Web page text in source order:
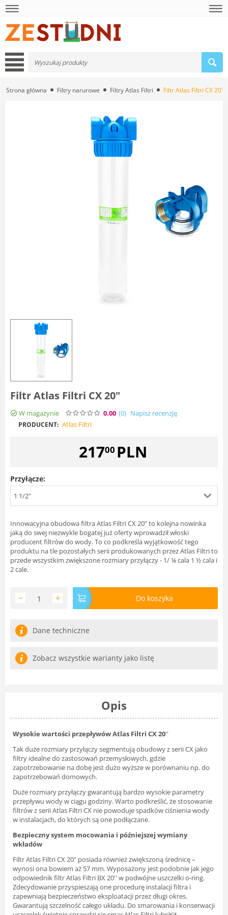
Strona główna Filtry narurowe Filtry Atlas Filtri Filtr Atlas Filtri CX 20"
Filtr Atlas Filtri CX 20"
W magazynie 0.00 (0) Napisz recenzję
PRODUCENT: Atlas Filtri
21700 PLN
Przyłącze:
1 1/2"
Innowacyjna obudowa filtra Atlas Filtri CX 20” to kolejna nowinka
jaką do swej niezwykle bogatej już oferty wprowadził włoski
producent filtrów do wody. To co podkreśla wyjątkowość tego
produktu na tle pozostałych serii produkowanych przez Atlas Filtri to
przede wszystkim zwiększone rozmiary przyłączy - 1/ ¼ cala 1 ½ cala i
2 cale.
+
− Do koszyka
Dane techniczne
Zobacz wszystkie warianty jako listę
Opis
Wysokie wartości przepływów Atlas Filtri CX 20''
Tak duże rozmiary przyłączy segmentują obudowy z serii CX jako
filtry idealne do zastosowań przemysłowych, gdzie
zapotrzebowanie na dobę jest dużo wyższe w porównaniu np. do
zapotrzebowań domowych.
Duże rozmiary przyłączy gwarantują bardzo wysokie parametry
przepływu wody w ciągu godziny. Warto podkreślić, że stosowanie
filtrów z serii Atlas Filtri CX nie powoduje spadków ciśnienia wody
w instalacjach, do których są one podłączane.
Bezpieczny system mocowania i późniejszej wymiany
wkładów
Filtr Atlas Filtri CX 20" posiada również zwiększoną średnicę –
wynosi ona bowiem aż 57 mm. Wyposażony jest podobnie jak jego
odpowiednik filtr Atlas Filtri BX 20'' w podwójne uszczelki o-ring.
Zdecydowanie przyspieszają one procedurę instalacji filtra i
zapewniają bezpieczeństwo eksploatacji przez długi okres.
Gwarantują szczelność całego układu. Do smarowania i konserwacji